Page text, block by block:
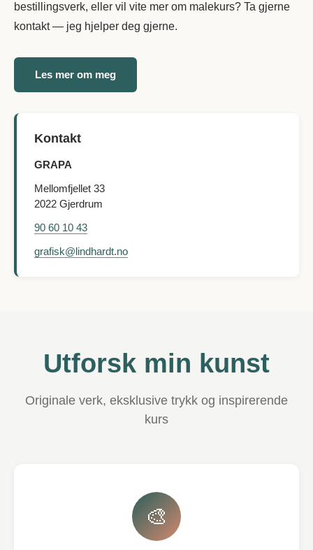
bestillingsverk, eller vil vite mer om malekurs? Ta gjerne
kontakt — jeg hjelper deg gjerne.
Les mer om meg
Kontakt
GRAPA
Mellomfjellet 33
2022 Gjerdrum
90 60 10 43
grafisk@lindhardt.no
Utforsk min kunst
Originale verk, eksklusive trykk og inspirerende
kurs
🎨